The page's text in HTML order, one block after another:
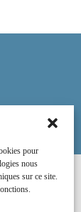
pour
nous
sur ce site.